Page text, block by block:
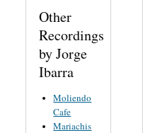
Other
Recordings
by Jorge
Ibarra
Moliendo
Cafe
Mariachis